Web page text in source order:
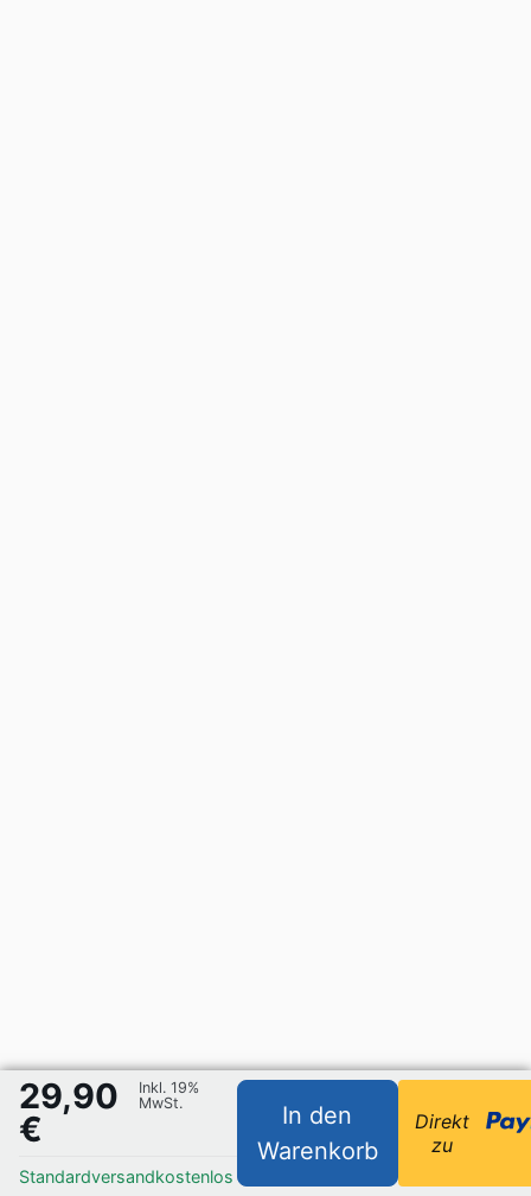
29,90
€
Inkl. 19%
MwSt.
Standardversandkostenlos
In den
Warenkorb
Direkt
zu